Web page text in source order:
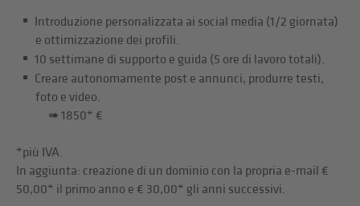
Introduzione personalizzata ai social media (1/2 giornata)
e ottimizzazione dei profili.
10 settimane di supporto e guida (5 ore di lavoro totali).
Creare autonomamente post e annunci, produrre testi,
foto e video.
➠ 1850* €
*più IVA.
In aggiunta: creazione di un dominio con la propria e-mail €
50,00* il primo anno e € 30,00* gli anni successivi.